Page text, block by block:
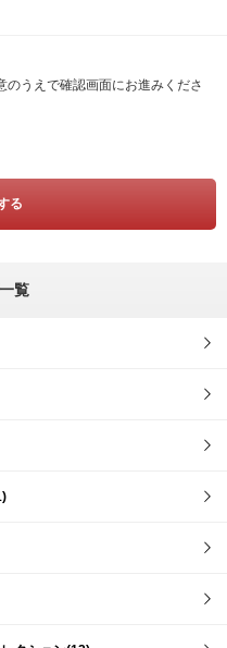
のうえで確認画面にお進みくださ
覧